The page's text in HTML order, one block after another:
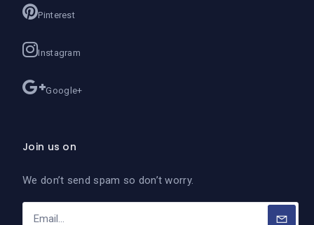
Pinterest
Instagram
Google+
Join us on
We don’t send spam so don’t worry.